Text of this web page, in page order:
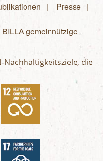
Presse
gemeinnützige
die